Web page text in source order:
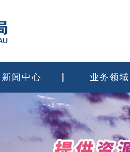
新闻中心 业务领域